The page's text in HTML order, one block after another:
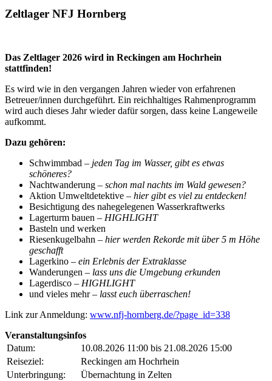
Zeltlager NFJ Hornberg
Das Zeltlager 2026 wird in Reckingen am Hochrhein
stattfinden!
Es wird wie in den vergangen Jahren wieder von erfahrenen
Betreuer/innen durchgeführt. Ein reichhaltiges Rahmenprogramm
wird auch dieses Jahr wieder dafür sorgen, dass keine Langeweile
aufkommt.
Dazu gehören:
Schwimmbad – jeden Tag im Wasser, gibt es etwas
schöneres?
Nachtwanderung – schon mal nachts im Wald gewesen?
Aktion Umweltdetektive – hier gibt es viel zu entdecken!
Besichtigung des nahegelegenen Wasserkraftwerks
Lagerturm bauen – HIGHLIGHT
Basteln und werken
Riesenkugelbahn – hier werden Rekorde mit über 5 m Höhe
geschafft
Lagerkino – ein Erlebnis der Extraklasse
Wanderungen – lass uns die Umgebung erkunden
Lagerdisco – HIGHLIGHT
und vieles mehr – lasst euch überraschen!
Link zur Anmeldung: www.nfj-hornberg.de/?page_id=338
Veranstaltungsinfos
Datum:
10.08.2026 11:00 bis 21.08.2026 15:00
Reiseziel:
Reckingen am Hochrhein
Unterbringung:
Übernachtung in Zelten